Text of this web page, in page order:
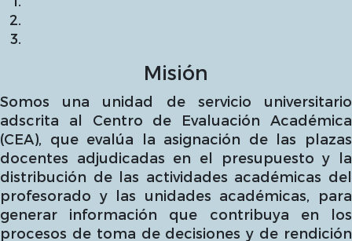
Misión
Somos una unidad de servicio universitario
adscrita al Centro de Evaluación Académica
(CEA), que evalúa la asignación de las plazas
docentes adjudicadas en el presupuesto y la
distribución de las actividades académicas del
profesorado y las unidades académicas, para
generar información que contribuya en los
procesos de toma de decisiones y de rendición